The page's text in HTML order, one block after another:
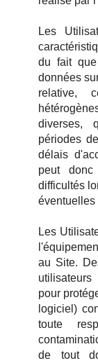
Les
du fait
données
relative,
diverses,
périodes
délais
peut
difficultés
éventuelles
Les
au Site.
pour
logiciel)
toute
de tout